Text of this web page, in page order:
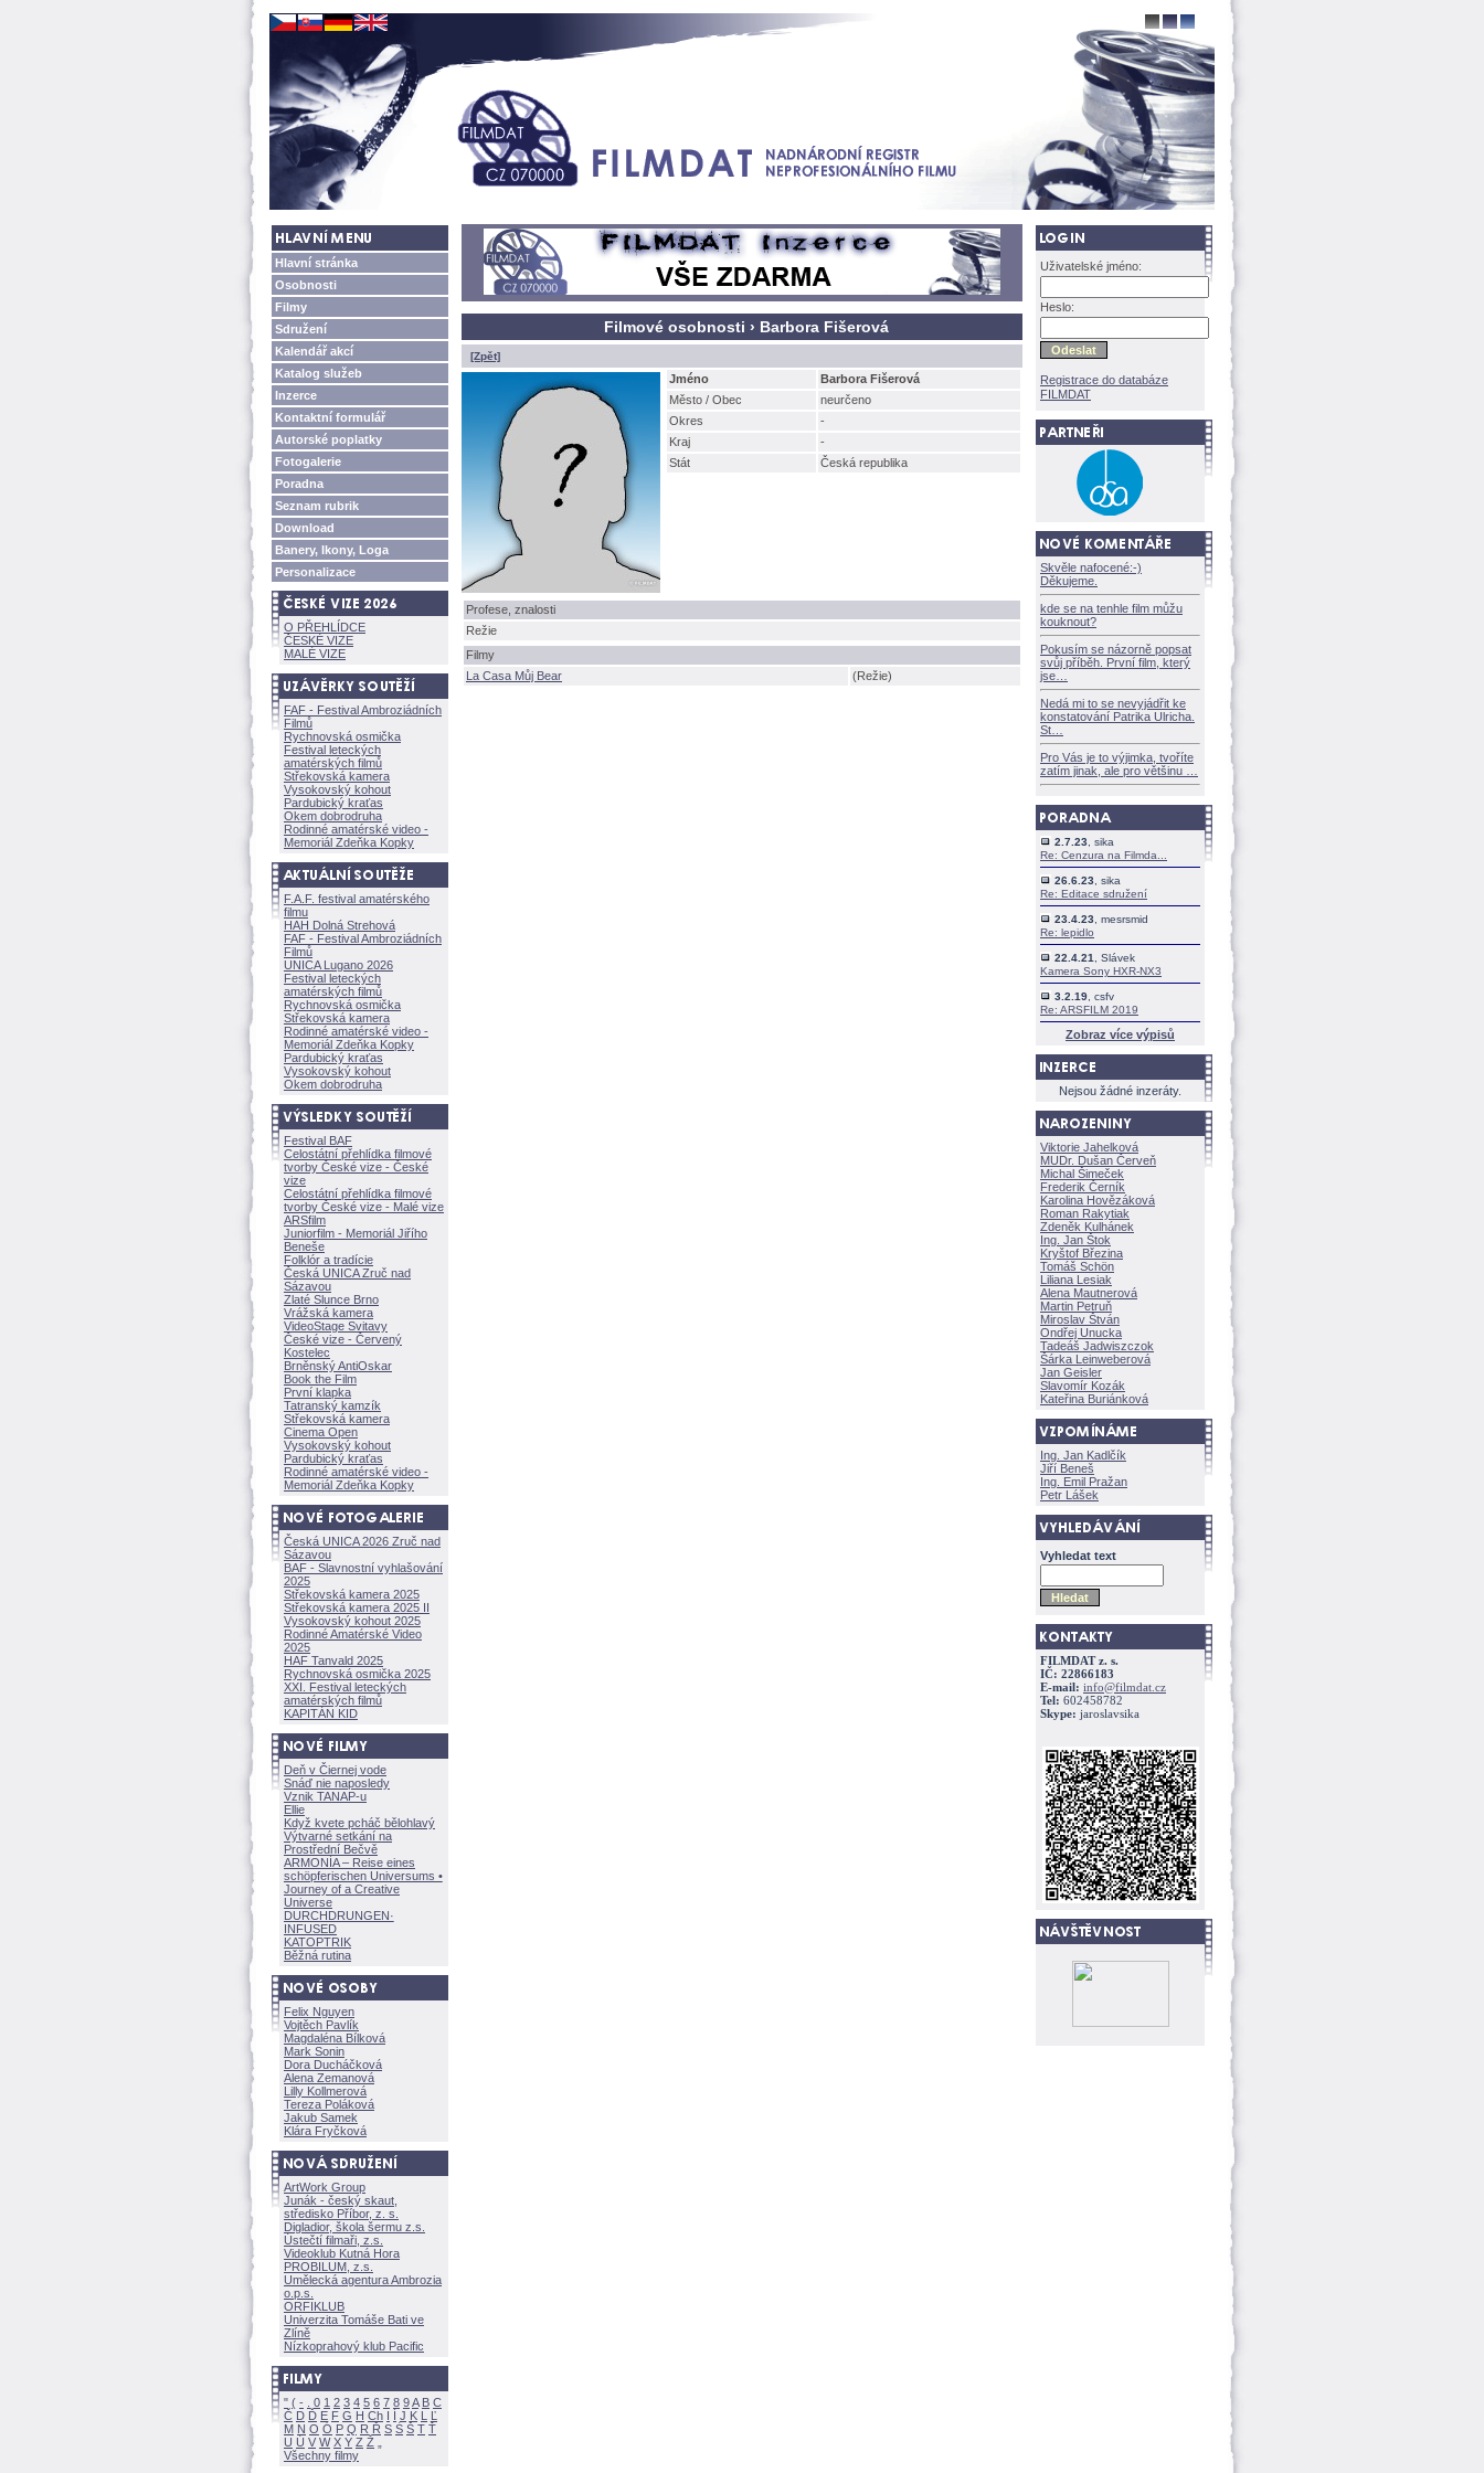
Hlavní stránka
Osobnosti
Filmy
Sdružení
Kalendář akcí
Katalog služeb
Inzerce
Kontaktní formulář
Autorské poplatky
Fotogalerie
Poradna
Seznam rubrik
Download
Banery, Ikony, Loga
Personalizace
O PŘEHLÍDCE
ČESKÉ VIZE
MALÉ VIZE
FAF - Festival Ambroziádních
Filmů
Rychnovská osmička
Festival leteckých
amatérských filmů
Střekovská kamera
Vysokovský kohout
Pardubický kraťas
Okem dobrodruha
Rodinné amatérské video -
Memoriál Zdeňka Kopky
F.A.F. festival amatérského
filmu
HAH Dolná Strehov
FAF - Festival Ambroziádních
Filmů
UNICA Lugano 2026
Festival leteckých
amatérských filmů
Rychnovská osmička
Střekovská kamera
Rodinné amatérské video -
Memoriál Zdeňka Kopky
Pardubický kraťas
Vysokovský kohout
Okem dobrodruha
Festival BAF
Celostátní přehlídka filmové
tvorby České vize - České
vize
Celostátní přehlídka filmové
tvorby České vize - Malé vize
ARSfilm
Juniorfilm - Memoriál Jiřího
Beneše
Folklór a tradície
Česká UNICA Zruč nad
Sázavou
Zlaté Slunce Brno
Vrážská kamera
VideoStage Svitavy
České vize - Červený
Kostelec
Brněnský AntiOskar
Book the Film
První klapka
Tatranský kamzík
Střekovská kamera
Cinema Open
Vysokovský kohout
Pardubický kraťas
Rodinné amatérské video -
Memoriál Zdeňka Kopky
Česká UNICA 2026 Zruč nad
Sázavou
BAF - Slavnostní vyhlašování
2025
Střekovská kamera 2025
Střekovská kamera 2025 II
Vysokovský kohout 2025
Rodinné Amatérské Video
2025
HAF Tanvald 2025
Rychnovská osmička 2025
XXI. Festival leteckých
amatérských filmů
KAPITÁN KID
Deň v Čiernej vode
Snáď nie naposledy
Vznik TANAP-u
Ellie
Když kvete pcháč bělohlavý
Výtvarné setkání na
Prostřední Bečvě
ARMONÍA – Reise eines
schöpferischen Universums •
Journey of a Creative
Universe
DURCHDRUNGEN·
INFUSED
KATOPTRIK
Běžná rutina
Felix Nguyen
Vojtěch Pavlík
Magdaléna Bílkov
Mark Sonin
Dora Ducháčkov
Alena Zemanov
Lilly Kollmerov
Tereza Polákov
Jakub Samek
Klára Fryčkov
ArtWork Group
Junák - český skaut,
středisko Příbor, z. s.
Digladior, škola šermu z.s.
Ústečtí filmaři, z.s.
Videoklub Kutná Hora
PROBILUM, z.s.
Umělecká agentura Ambrozia
o.p.s.
ORFIKLUB
Univerzita Tomáše Bati ve
Zlíně
Nízkoprahový klub Pacific
" ( - 0 1 2 3 4 5 6 7 8 9A B C
Č D Ď E F G H Ch I Í J K L
Ľ
M N O Ó P Q R Ř S Ś T Ť
U Ú V W X Y Z
Všechny filmy
Filmové osobnosti › Barbora Fišerov
[Zpět]
Jméno
Barbora Fišerov
Město / Obec
neurčeno
Okres
-
Kraj
-
Stát
Česká republika
Profese, znalosti
Režie
Filmy
La Casa Můj Bear
(Režie)
Uživatelské jméno:
Heslo:
Registrace do databáze
FILMDAT
Skvěle nafocené:-)
Děkujeme.
kde se na tenhle film můžu
kouknout?
Pokusím se názorně popsat
svůj příběh. První film, který
jse
Nedá mi to se nevyjádřit ke
konstatování Patrika Ulricha.
St
Pro Vás je to výjimka, tvoříte
zatím jinak, ale pro většinu
2.7.23 , sika
Re: Cenzura na Filmda...
26.6.23 , sika
Re: Editace sdružení
23.4.23 , mesrsmid
Re: lepidlo
22.4.21
, Slávek
Kamera Sony HXR-NX3
3.2.19 , csfv
Re: ARSFILM 2019
Zobraz více výpisů
Nejsou žádné inzeráty.
Viktorie Jahelkov
MUDr. Dušan Červeň
Michal Šimeček
Frederik Černík
Karolina Hovězákov
Roman Rakytiak
Zdeněk Kulhánek
Ing. Jan Štok
Kryštof Březina
Tomáš Schön
Liliana Lesiak
Alena Mautnerov
Martin Petruň
Miroslav Štván
Ondřej Unucka
Tadeáš Jadwiszczok
rka Leinweberov
Jan Geisler
Slavomír Kozák
Kateřina Buriánkov
Ing. Jan Kadlčík
Jiří Bene
Ing. Emil Pražan
Petr Lášek
Vyhledat text
FILMDAT z. s.
IČ: 22866183
E-mail: info@filmdat.cz
Tel: 602458782
Skype: jaroslavsika